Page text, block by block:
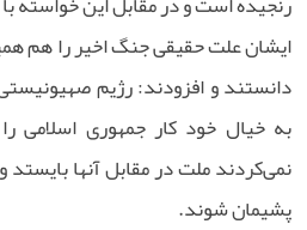
ایشان علت حقیقی جنگ اخیر را هم
دانستند و افزودند: رژیم
به خیال خود کار جمهوری اسلامی
نمی‌کردند ملت در مقابل آنها بایستد
پشیمان شوند.